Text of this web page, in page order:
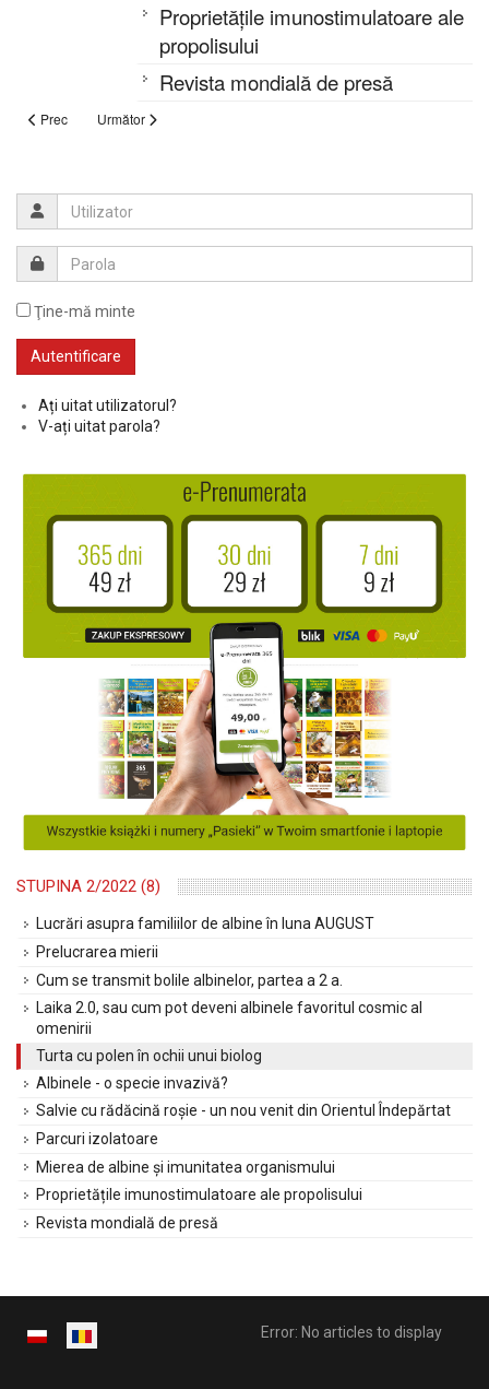
Proprietățile imunostimulatoare ale
propolisului
Revista mondială de presă
Prec Următor
Ţine-mă minte
Ați uitat utilizatorul?
V-ați uitat parola?
STUPINA 2/2022 (8)
Lucrări asupra familiilor de albine în luna AUGUST
Prelucrarea mierii
Cum se transmit bolile albinelor, partea a 2 a.
Laika 2.0, sau cum pot deveni albinele favoritul cosmic al
omenirii
Turta cu polen în ochii unui biolog
Albinele - o specie invazivă?
Salvie cu rădăcină roșie - un nou venit din Orientul Îndepărtat
Parcuri izolatoare
Mierea de albine și imunitatea organismului
Proprietățile imunostimulatoare ale propolisului
Revista mondială de presă
Error: No articles to display